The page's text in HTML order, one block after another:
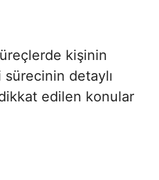
kişinin
sürecinin detaylı
edilen konular